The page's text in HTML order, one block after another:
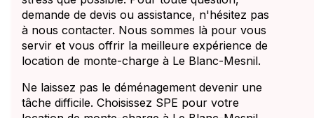
demande de devis ou assistance, n'hésitez pas
à nous contacter. Nous sommes là pour vous
servir et vous offrir la meilleure expérience de
location de monte-charge à Le Blanc-Mesnil.
Ne laissez pas le déménagement devenir une
tâche difficile. Choisissez SPE pour votre